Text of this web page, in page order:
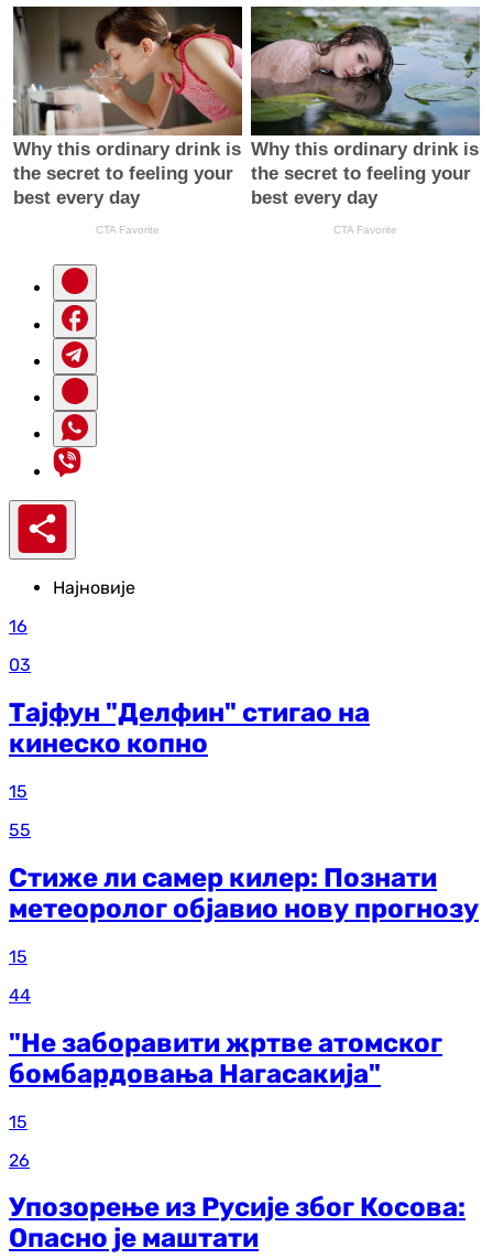
Најновије
16
03
Тајфун "Делфин" стигао на
кинеско копно
15
55
Стиже ли самер килер: Познати
метеоролог објавио нову прогнозу
15
44
"Не заборавити жртве атомског
бомбардовања Нагасакија"
15
26
Упозорење из Русије због Косова:
Опасно је маштати